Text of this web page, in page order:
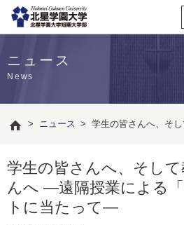
ニュース
News
> ニュース > 学生の皆さんへ、そ
学生の皆さんへ、そして
んへ ―遠隔授業による
トに当たって―